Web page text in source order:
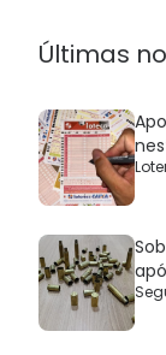
Últimas